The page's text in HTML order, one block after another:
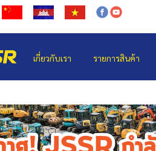
เกี่ยวกับเรา รายการสินค้า